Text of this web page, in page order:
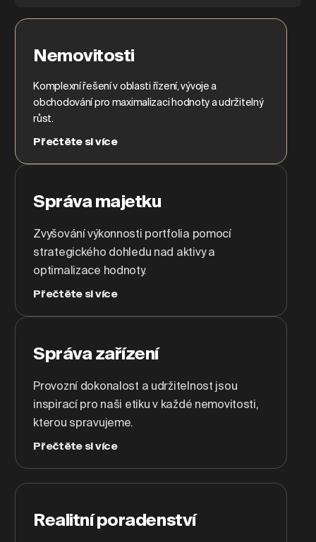
Nemovitosti
Komplexní řešení v oblasti řízení, vývoje a
obchodování pro maximalizaci hodnoty a udržitelný
růst.
Přečtěte si více
Správa majetku
Zvyšování výkonnosti portfolia pomocí
strategického dohledu nad aktivy a
optimalizace hodnoty.
Přečtěte si více
Správa zařízení
Provozní dokonalost a udržitelnost jsou
inspirací pro naši etiku v každé nemovitosti,
kterou spravujeme.
Přečtěte si více
Realitní poradenství